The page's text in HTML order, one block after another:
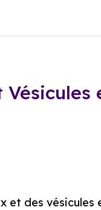
Vésicules
et des vésicules